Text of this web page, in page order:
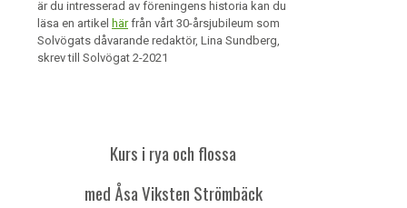
är du intresserad av föreningens historia kan du
läsa en artikel härfrån vårt 30-årsjubileum som
Solvögats dåvarande redaktör, Lina Sundberg,
skrev till Solvögat 2-2021
Kurs i rya och flossa
med Åsa Viksten Strömbäck